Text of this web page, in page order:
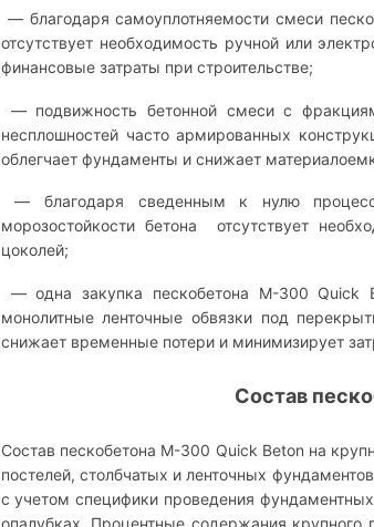
— благодаря самоуплотняемости смеси
отсутствует необходимость ручной или
финансовые затраты при строительстве;
— подвижность бетонной смеси с
несплошностей часто армированных
облегчает фундаменты и снижает
— благодаря сведенным к нулю
морозостойкости бетона отсутствует
цоколей;
— одна закупка пескобетона М-300 Quick
монолитные ленточные обвязки под
снижает временные потери и минимизирует
Состав
Состав пескобетона М-300 Quick Beton на
постелей, столбчатых и ленточных
с учетом специфики проведения
опалубках. Процентные содержания